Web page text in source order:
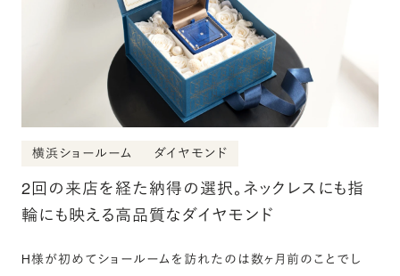
横浜ショールーム ダイヤモンド
2回の来店を経た納得の選択。ネックレスにも指
輪にも映える高品質なダイヤモンド
H様が初めてショールームを訪れたのは数ヶ月前のことでし